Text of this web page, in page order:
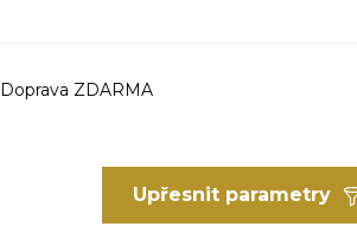
Upřesnit parametry
Doprava ZDARMA